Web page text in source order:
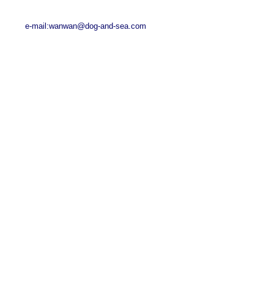
e-mail:wanwan@dog-and-sea.com